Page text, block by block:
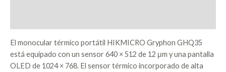
El monocular térmico portátil HIKMICRO Gryphon GHQ35
está equipado con un sensor 640 × 512 de 12 μm y una pantalla
OLED de 1024 × 768. El sensor térmico incorporado de alta